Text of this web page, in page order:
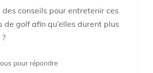
conseils pour entretenir ces
de golf afin qu’elles durent plus
pour répondre